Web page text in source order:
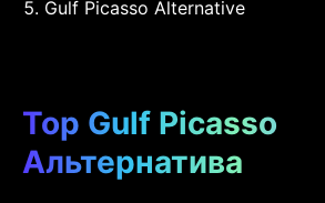
Gulf Picasso Alternative
Top Gulf Picasso
Альтернатива